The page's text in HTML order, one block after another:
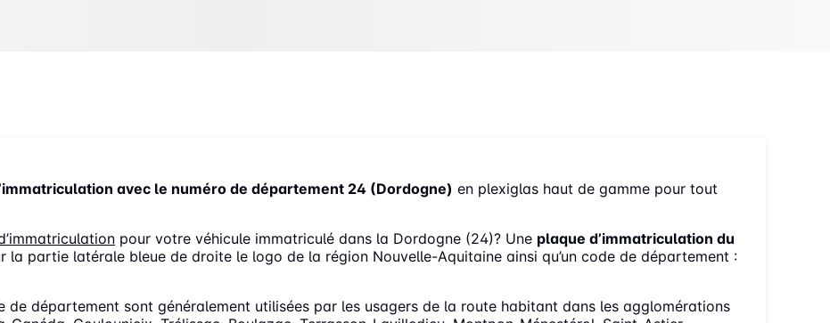
avec le numéro de département 24 (Dordogne) en plexiglas haut de gamme pour tout
pour votre véhicule immatriculé dans la Dordogne (24)? Une plaque d’immatriculation du
la partie latérale bleue de droite le logo de la région Nouvelle-Aquitaine ainsi qu’un code de département :
de département sont généralement utilisées par les usagers de la route habitant dans les agglomérations